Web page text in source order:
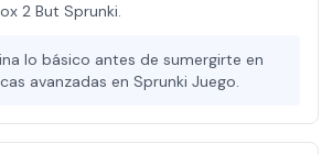
2 But Sprunki.
lo básico antes de sumergirte en
avanzadas en Sprunki Juego.